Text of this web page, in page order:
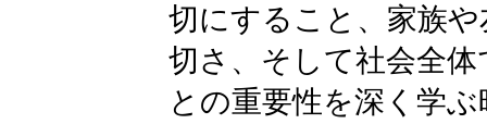
切にすること、家族
切さ、そして社会全
との重要性を深く学